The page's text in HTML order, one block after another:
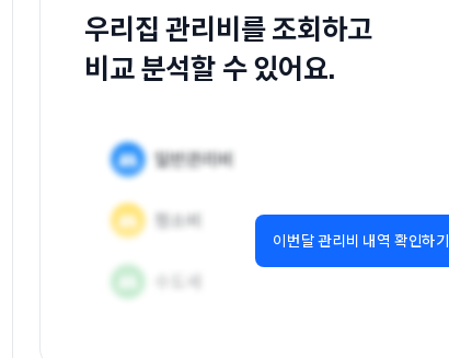
우리집 관리비를 조회하고
비교 분석할 수 있어요.
이번달 관리비 내역 확인하기